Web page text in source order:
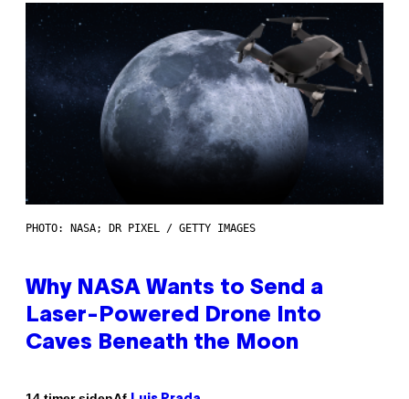
PHOTO: NASA; DR PIXEL / GETTY IMAGES
Why NASA Wants to Send a
Laser-Powered Drone Into
Caves Beneath the Moon